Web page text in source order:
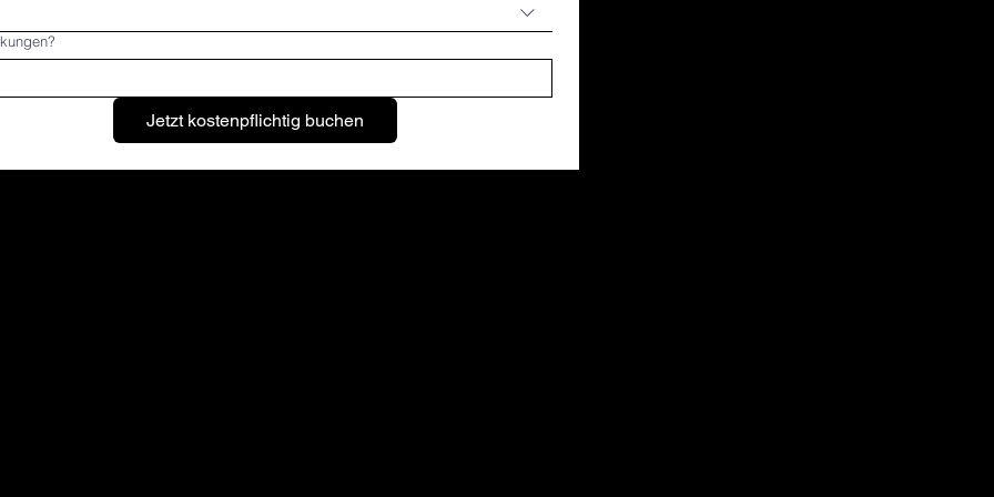
Jetzt kostenpflichtig buchen